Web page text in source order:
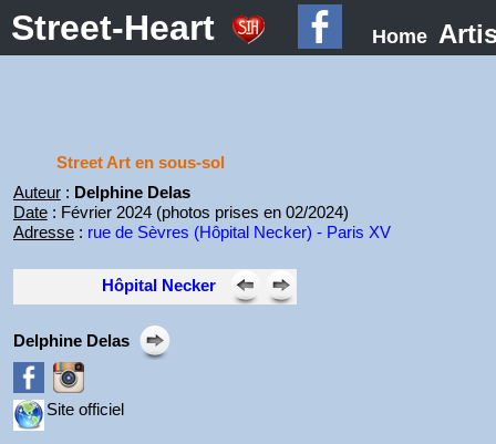
Street-Heart Home
Street Art en sous-sol
Auteur: Delphine Delas
Date: Février 2024 (photos prises en 02/2024)
Adresse: rue de Sèvres (Hôpital Necker) - Paris XV
Hôpital Necker
Delphine Delas
Site officiel